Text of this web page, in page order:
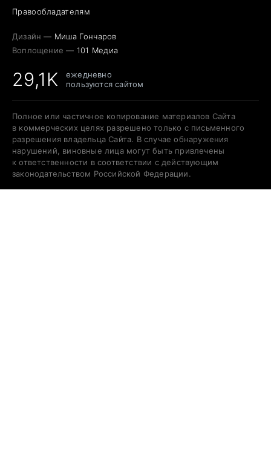
Правообладателям
Дизайн — Миша Гончаров
Воплощение — 101 Медиа
29,1K
ежедневно
пользуются сайтом
Полное или частичное копирование материалов Сайта
в коммерческих целях разрешено только с письменного
разрешения владельца Сайта. В случае обнаружения
нарушений, виновные лица могут быть привлечены
к ответственности в соответствии с действующим
законодательством Российской Федерации.